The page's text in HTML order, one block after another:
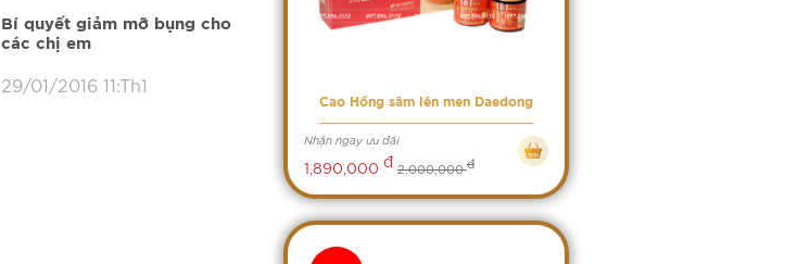
Bí quyết giảm mỡ bụng cho
các chị em
29/01/2016 11:Th1
Cao Hồng sâm lên men Daedong
Nhận ngay ưu đãi
1,890,000 đ 2,000,000đ